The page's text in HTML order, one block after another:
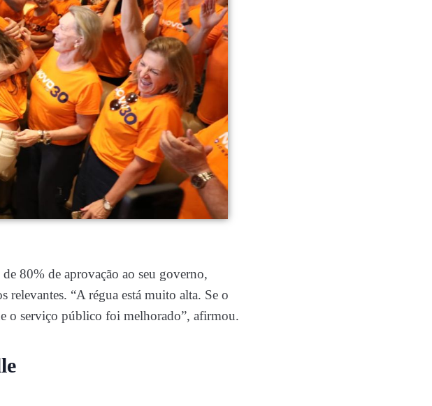
80% de aprovação ao seu governo,
relevantes. “A régua está muito alta. Se o
o serviço público foi melhorado”, afirmou.